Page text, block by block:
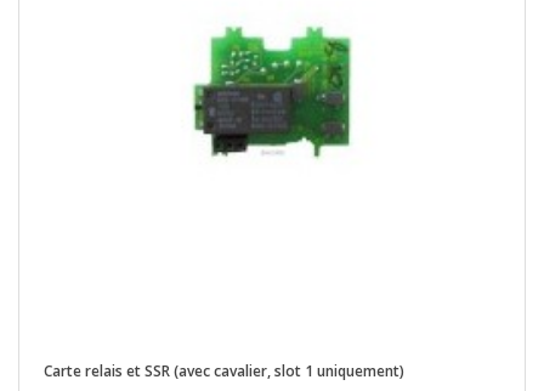
Carte relais et SSR (avec cavalier, slot 1 uniquement)